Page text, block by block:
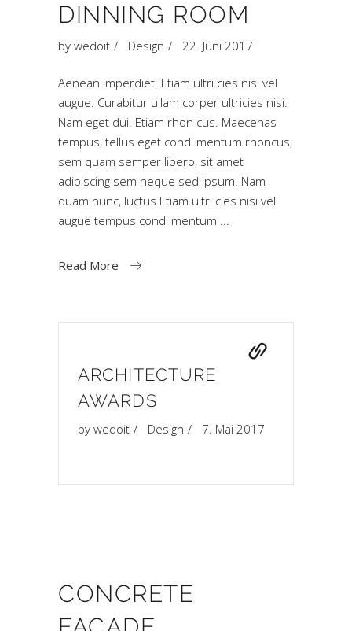
DINNING ROOM
by wedoit Design 22. Juni 2017
Aenean imperdiet. Etiam ultri cies nisi vel
augue. Curabitur ullam corper ultricies nisi.
Nam eget dui. Etiam rhon cus. Maecenas
tempus, tellus eget condi mentum rhoncus,
sem quam semper libero, sit amet
adipiscing sem neque sed ipsum. Nam
quam nunc, luctus Etiam ultri cies nisi vel
augue tempus condi mentum
Read More
ARCHITECTURE
AWARDS
by wedoit Design 7. Mai 2017
CONCRETE